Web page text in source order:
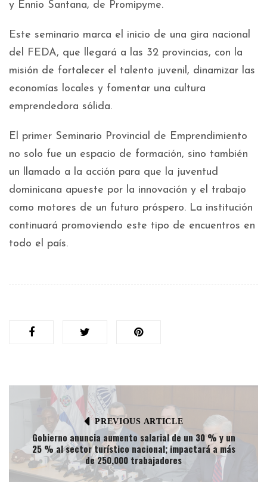
y Ennio Santana, de Promipyme.
Este seminario marca el inicio de una gira nacional
del FEDA, que llegará a las 32 provincias, con la
misión de fortalecer el talento juvenil, dinamizar las
economías locales y fomentar una cultura
emprendedora sólida.
El primer Seminario Provincial de Emprendimiento
no solo fue un espacio de formación, sino también
un llamado a la acción para que la juventud
dominicana apueste por la innovación y el trabajo
como motores de un futuro próspero. La institución
continuará promoviendo este tipo de encuentros en
todo el país.
PREVIOUS ARTICLE
Gobierno anuncia aumento salarial de un 30 % y un
25 % al sector turístico nacional; impactará a más
de 250,000 trabajadores